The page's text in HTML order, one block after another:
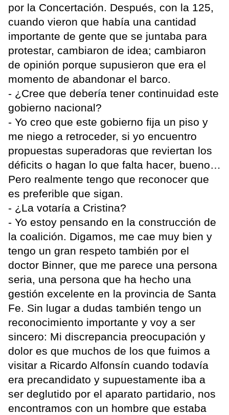
por la Concertación. Después, con la 125,
cuando vieron que había una cantidad
importante de gente que se juntaba para
protestar, cambiaron de idea; cambiaron
de opinión porque supusieron que era el
momento de abandonar el barco.
- ¿Cree que debería tener continuidad este
gobierno nacional?
- Yo creo que este gobierno fija un piso y
me niego a retroceder, si yo encuentro
propuestas superadoras que reviertan los
déficits o hagan lo que falta hacer, bueno…
Pero realmente tengo que reconocer que
es preferible que sigan.
- ¿La votaría a Cristina?
- Yo estoy pensando en la construcción de
la coalición. Digamos, me cae muy bien y
tengo un gran respeto también por el
doctor Binner, que me parece una persona
seria, una persona que ha hecho una
gestión excelente en la provincia de Santa
Fe. Sin lugar a dudas también tengo un
reconocimiento importante y voy a ser
sincero: Mi discrepancia preocupación y
dolor es que muchos de los que fuimos a
visitar a Ricardo Alfonsín cuando todavía
era precandidato y supuestamente iba a
ser deglutido por el aparato partidario, nos
encontramos con un hombre que estaba